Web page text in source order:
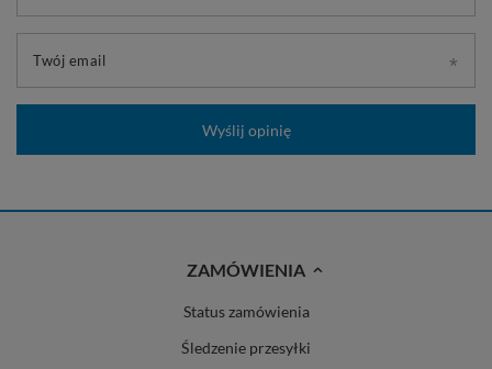
Twój email
Wyślij opinię
ZAMÓWIENIA
Status zamówienia
Śledzenie przesyłki